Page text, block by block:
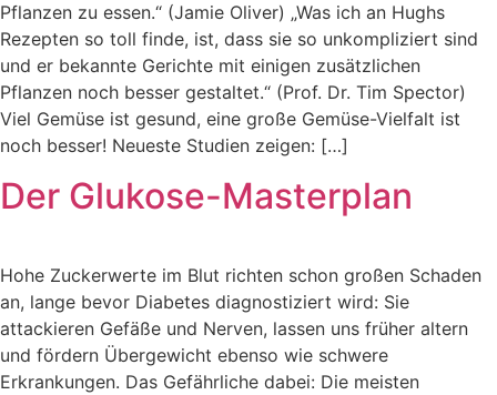
Pflanzen zu essen.“ (Jamie Oliver) „Was ich an Hughs
Rezepten so toll finde, ist, dass sie so unkompliziert sind
und er bekannte Gerichte mit einigen zusätzlichen
Pflanzen noch besser gestaltet.“ (Prof. Dr. Tim Spector)
Viel Gemüse ist gesund, eine große Gemüse-Vielfalt ist
noch besser! Neueste Studien zeigen: […]
Der Glukose-Masterplan
Hohe Zuckerwerte im Blut richten schon großen Schaden
an, lange bevor Diabetes diagnostiziert wird: Sie
attackieren Gefäße und Nerven, lassen uns früher altern
und fördern Übergewicht ebenso wie schwere
Erkrankungen. Das Gefährliche dabei: Die meisten